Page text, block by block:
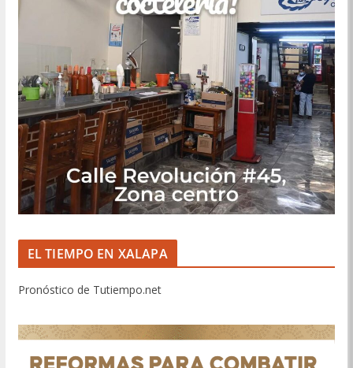
EL TIEMPO EN XALAPA
Pronóstico de Tutiempo.net